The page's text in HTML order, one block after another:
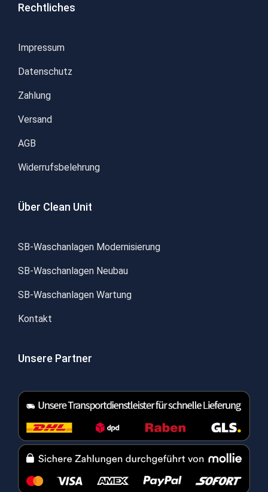
Rechtliches
Impressum
Datenschutz
Zahlung
Versand
AGB
Widerrufsbelehrung
Über Clean Unit
SB-Waschanlagen Modernisierung
SB-Waschanlagen Neubau
SB-Waschanlagen Wartung
Kontakt
Unsere Partner